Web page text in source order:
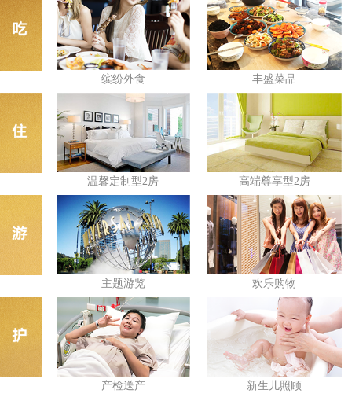
缤纷外食 丰盛菜品
温馨定制型2房 高端尊享型2房
主题游览 欢乐购物
产检送产 新生儿照顾